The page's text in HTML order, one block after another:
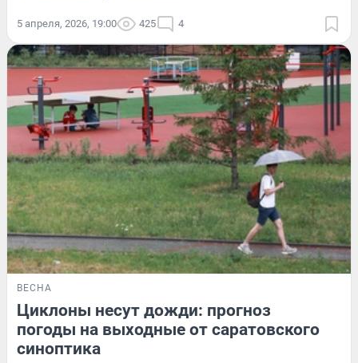
5 апреля, 2026, 19:00 425 4
ВЕСНА
Циклоны несут дожди: прогноз
погоды на выходные от саратовского
синоптика